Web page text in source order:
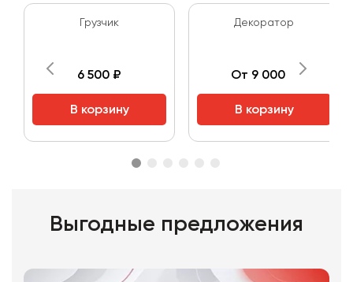
Грузчик
6 500 ₽
В корзину
Декоратор
От 9 000 ₽
В корзину
Выгодные предложения